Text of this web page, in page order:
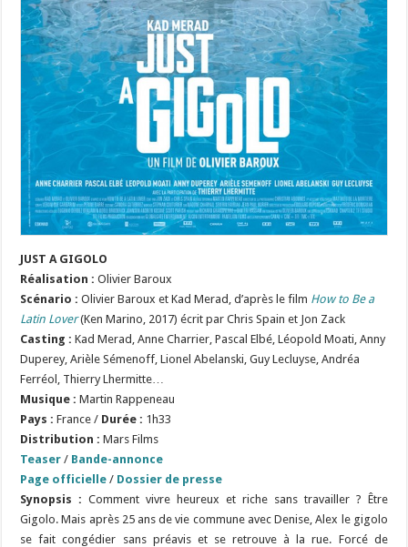
JUST A GIGOLO
Réalisation : Olivier Baroux
Scénario : Olivier Baroux et Kad Merad, d’après le film How to Be a
Latin Lover(Ken Marino, 2017) écrit par Chris Spain et Jon Zack
Casting :Kad Merad, Anne Charrier, Pascal Elbé, Léopold Moati, Anny
Duperey, Arièle Sémenoff, Lionel Abelanski, Guy Lecluyse, Andréa
Ferréol, Thierry Lhermitte…
Musique : Martin Rappeneau
Pays : France / Durée : 1h33
Distribution : Mars Films
Teaser / Bande-annonce
Page officielle / Dossier de presse
Synopsis :Comment vivre heureux et riche sans travailler ? Être
Gigolo. Mais après 25 ans de vie commune avec Denise, Alex le gigolo
se fait congédier sans préavis et se retrouve à la rue. Forcé de